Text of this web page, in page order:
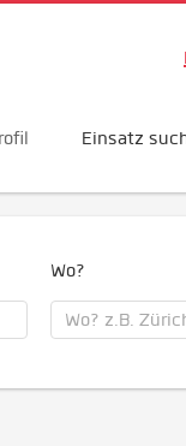
Einsatz
Wo?